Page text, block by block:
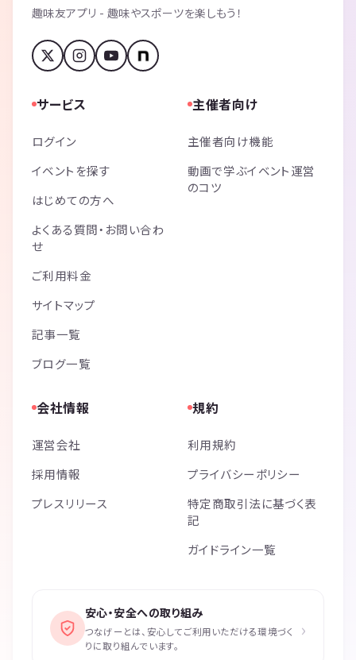
趣味友アプリ - 趣味やスポーツを楽しもう！
サービス
ログイン
イベントを探す
はじめての方へ
よくある質問・お問い合わ
せ
ご利用料金
サイトマップ
記事一覧
ブログ一覧
主催者向け
主催者向け機能
動画で学ぶイベント運営
のコツ
会社情報
運営会社
採用情報
プレスリリース
規約
利用規約
プライバシーポリシー
特定商取引法に基づく表
記
ガイドライン一覧
安心・安全への取り組み
つなげーとは、安心してご利用いただける環境づく
りに取り組んでいます。
›